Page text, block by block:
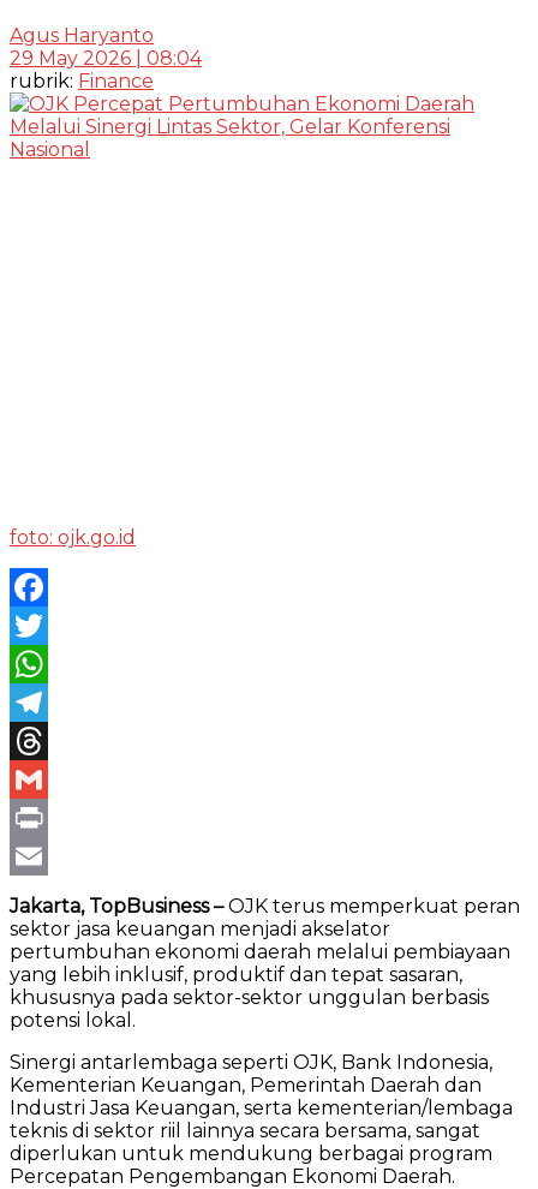
Agus Haryanto
29 May 2026 | 08:04
rubrik: Finance
foto: ojk.go.id
Facebook
Twitter
WhatsApp
Telegram
Threads
Gmail
Print
Email
Jakarta, TopBusiness –OJK terus memperkuat peran
sektor jasa keuangan menjadi akselator
pertumbuhan ekonomi daerah melalui pembiayaan
yang lebih inklusif, produktif dan tepat sasaran,
khususnya pada sektor-sektor unggulan berbasis
potensi lokal.
Sinergi antarlembaga seperti OJK, Bank Indonesia,
Kementerian Keuangan, Pemerintah Daerah dan
Industri Jasa Keuangan, serta kementerian/lembaga
teknis di sektor riil lainnya secara bersama, sangat
diperlukan untuk mendukung berbagai program
Percepatan Pengembangan Ekonomi Daerah.